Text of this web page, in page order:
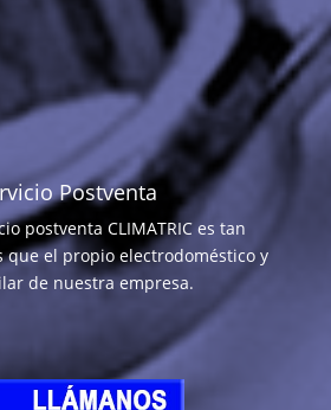
Postventa
postventa CLIMATRIC es tan
que el propio electrodoméstico y
de nuestra empresa.